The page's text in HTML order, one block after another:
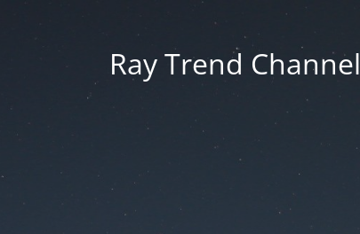
Ray Trend Channel